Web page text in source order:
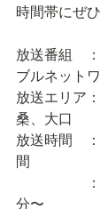
時間帯にぜ
放送番組　
ブルネット
放送エリア
桑、大口
放送時間　
間
：①　
分〜